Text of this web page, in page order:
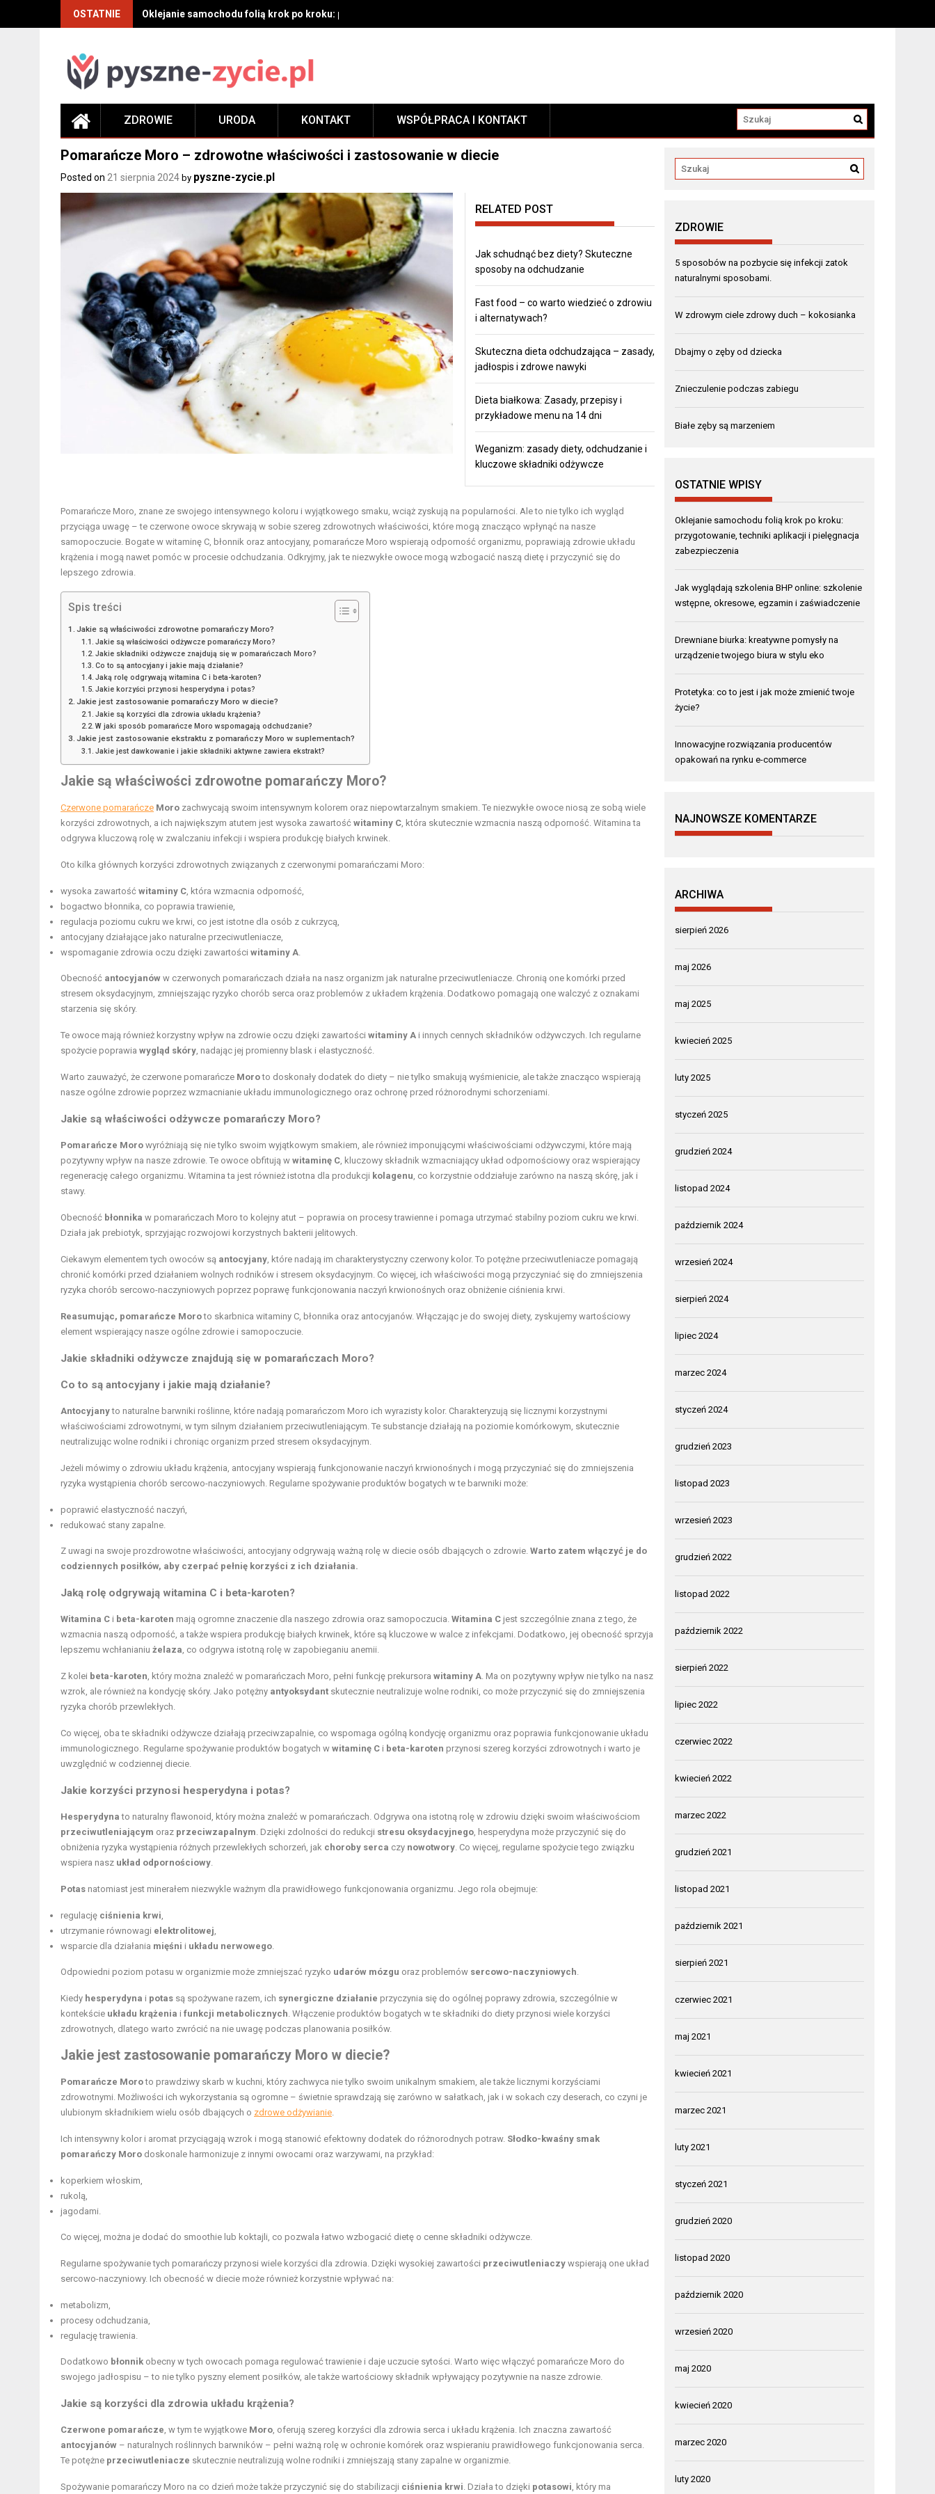
OSTATNIE Oklejanie samochodu folią krok po kroku: przygotowanie, techniki aplikacji i pielęgnacja zabezpieczenia
ZDROWIE URODA KONTAKT WSPÓŁPRACA I KONTAKT
Pomarańcze Moro – zdrowotne właściwości i zastosowanie w diecie
Posted on 21 sierpnia 2024 by pyszne-zycie.pl
RELATED POST
Jak schudnąć bez diety? Skuteczne
sposoby na odchudzanie
Fast food – co warto wiedzieć o zdrowiu
i alternatywach?
Skuteczna dieta odchudzająca – zasady,
jadłospis i zdrowe nawyki
Dieta białkowa: Zasady, przepisy i
przykładowe menu na 14 dni
Weganizm: zasady diety, odchudzanie i
kluczowe składniki odżywcze
Pomarańcze Moro, znane ze swojego intensywnego koloru i wyjątkowego smaku, wciąż zyskują na popularności. Ale to nie tylko ich wygląd
przyciąga uwagę – te czerwone owoce skrywają w sobie szereg zdrowotnych właściwości, które mogą znacząco wpłynąć na nasze
samopoczucie. Bogate w witaminę C, błonnik oraz antocyjany, pomarańcze Moro wspierają odporność organizmu, poprawiają zdrowie układu
krążenia i mogą nawet pomóc w procesie odchudzania. Odkryjmy, jak te niezwykłe owoce mogą wzbogacić naszą dietę i przyczynić się do
lepszego zdrowia.
Spis treści
Jakie są właściwości zdrowotne pomarańczy Moro?
Jakie są właściwości odżywcze pomarańczy Moro?
Jakie składniki odżywcze znajdują się w pomarańczach Moro?
Co to są antocyjany i jakie mają działanie?
Jaką rolę odgrywają witamina C i beta-karoten?
Jakie korzyści przynosi hesperydyna i potas?
Jakie jest zastosowanie pomarańczy Moro w diecie?
Jakie są korzyści dla zdrowia układu krążenia?
W jaki sposób pomarańcze Moro wspomagają odchudzanie?
Jakie jest zastosowanie ekstraktu z pomarańczy Moro w suplementach?
Jakie jest dawkowanie i jakie składniki aktywne zawiera ekstrakt?
Jakie są właściwości zdrowotne pomarańczy Moro?
Czerwone pomarańcze Moro zachwycają swoim intensywnym kolorem oraz niepowtarzalnym smakiem. Te niezwykłe owoce niosą ze sobą wiele
korzyści zdrowotnych, a ich największym atutem jest wysoka zawartość witaminy C , która skutecznie wzmacnia naszą odporność. Witamina ta
odgrywa kluczową rolę w zwalczaniu infekcji i wspiera produkcję białych krwinek.
Oto kilka głównych korzyści zdrowotnych związanych z czerwonymi pomarańczami Moro:
wysoka zawartość witaminy C , która wzmacnia odporność,
bogactwo błonnika, co poprawia trawienie,
regulacja poziomu cukru we krwi, co jest istotne dla osób z cukrzycą,
antocyjany działające jako naturalne przeciwutleniacze,
wspomaganie zdrowia oczu dzięki zawartości witaminy A
Obecność antocyjanów w czerwonych pomarańczach działa na nasz organizm jak naturalne przeciwutleniacze. Chronią one komórki przed
stresem oksydacyjnym, zmniejszając ryzyko chorób serca oraz problemów z układem krążenia. Dodatkowo pomagają one walczyć z oznakami
starzenia się skóry.
Te owoce mają również korzystny wpływ na zdrowie oczu dzięki zawartości witaminy A i innych cennych składników odżywczych. Ich regularne
spożycie poprawia wygląd skóry , nadając jej promienny blask i elastyczność.
Warto zauważyć, że czerwone pomarańcze Moroto doskonały dodatek do diety – nie tylko smakują wyśmienicie, ale także znacząco wspierają
nasze ogólne zdrowie poprzez wzmacnianie układu immunologicznego oraz ochronę przed różnorodnymi schorzeniami.
Jakie są właściwości odżywcze pomarańczy Moro?
Pomarańcze Moro wyróżniają się nie tylko swoim wyjątkowym smakiem, ale również imponującymi właściwościami odżywczymi, które mają
pozytywny wpływ na nasze zdrowie. Te owoce obfitują w witaminę C , kluczowy składnik wzmacniający układ odpornościowy oraz wspierający
regenerację całego organizmu. Witamina ta jest również istotna dla produkcji kolagenu , co korzystnie oddziałuje zarówno na naszą skórę, jak i
stawy.
Obecność błonnika w pomarańczach Moro to kolejny atut – poprawia on procesy trawienne i pomaga utrzymać stabilny poziom cukru we krwi.
Działa jak prebiotyk, sprzyjając rozwojowi korzystnych bakterii jelitowych.
Ciekawym elementem tych owoców są antocyjany , które nadają im charakterystyczny czerwony kolor. To potężne przeciwutleniacze pomagają
chronić komórki przed działaniem wolnych rodników i stresem oksydacyjnym. Co więcej, ich właściwości mogą przyczyniać się do zmniejszenia
ryzyka chorób sercowo-naczyniowych poprzez poprawę funkcjonowania naczyń krwionośnych oraz obniżenie ciśnienia krwi.
Reasumując, pomarańcze Moroto skarbnica witaminy C, błonnika oraz antocyjanów. Włączając je do swojej diety, zyskujemy wartościowy
element wspierający nasze ogólne zdrowie i samopoczucie.
Jakie składniki odżywcze znajdują się w pomarańczach Moro?
Co to są antocyjany i jakie mają działanie?
Antocyjanyto naturalne barwniki roślinne, które nadają pomarańczom Moro ich wyrazisty kolor. Charakteryzują się licznymi korzystnymi
właściwościami zdrowotnymi, w tym silnym działaniem przeciwutleniającym. Te substancje działają na poziomie komórkowym, skutecznie
neutralizując wolne rodniki i chroniąc organizm przed stresem oksydacyjnym.
Jeżeli mówimy o zdrowiu układu krążenia, antocyjany wspierają funkcjonowanie naczyń krwionośnych i mogą przyczyniać się do zmniejszenia
ryzyka wystąpienia chorób sercowo-naczyniowych. Regularne spożywanie produktów bogatych w te barwniki może:
poprawić elastyczność naczyń,
redukować stany zapalne.
Z uwagi na swoje prozdrowotne właściwości, antocyjany odgrywają ważną rolę w diecie osób dbających o zdrowie. Warto zatem włączyć je do
codziennych posiłków, aby czerpać pełnię korzyści z ich działania.
Jaką rolę odgrywają witamina C i beta-karoten?
Witamina C i beta-karoten mają ogromne znaczenie dla naszego zdrowia oraz samopoczucia. Witamina C jest szczególnie znana z tego, że
wzmacnia naszą odporność, a także wspiera produkcję białych krwinek, które są kluczowe w walce z infekcjami. Dodatkowo, jej obecność sprzyja
lepszemu wchłanianiu żelaza , co odgrywa istotną rolę w zapobieganiu anemii.
Z kolei beta-karoten , który można znaleźć w pomarańczach Moro, pełni funkcję prekursora witaminy A . Ma on pozytywny wpływ nie tylko na nasz
wzrok, ale również na kondycję skóry. Jako potężny antyoksydant skutecznie neutralizuje wolne rodniki, co może przyczynić się do zmniejszenia
ryzyka chorób przewlekłych.
Co więcej, oba te składniki odżywcze działają przeciwzapalnie, co wspomaga ogólną kondycję organizmu oraz poprawia funkcjonowanie układu
immunologicznego. Regularne spożywanie produktów bogatych w witaminę C i beta-karoten przynosi szereg korzyści zdrowotnych i warto je
uwzględnić w codziennej diecie.
Jakie korzyści przynosi hesperydyna i potas?
Hesperydyna to naturalny flawonoid, który można znaleźć w pomarańczach. Odgrywa ona istotną rolę w zdrowiu dzięki swoim właściwościom
przeciwutleniającym oraz przeciwzapalnym . Dzięki zdolności do redukcji stresu oksydacyjnego , hesperydyna może przyczynić się do
obniżenia ryzyka wystąpienia różnych przewlekłych schorzeń, jak choroby serca czy nowotwory . Co więcej, regularne spożycie tego związku
wspiera nasz układ odpornościowy
Potas natomiast jest minerałem niezwykle ważnym dla prawidłowego funkcjonowania organizmu. Jego rola obejmuje:
regulację ciśnienia krwi
utrzymanie równowagi elektrolitowej
wsparcie dla działania mięśni i układu nerwowego
Odpowiedni poziom potasu w organizmie może zmniejszać ryzyko udarów mózgu oraz problemów sercowo-naczyniowych
Kiedy hesperydyna i potas są spożywane razem, ich synergiczne działanie przyczynia się do ogólnej poprawy zdrowia, szczególnie w
kontekście układu krążenia i funkcji metabolicznych . Włączenie produktów bogatych w te składniki do diety przynosi wiele korzyści
zdrowotnych, dlatego warto zwrócić na nie uwagę podczas planowania posiłków.
Jakie jest zastosowanie pomarańczy Moro w diecie?
Pomarańcze Moroto prawdziwy skarb w kuchni, który zachwyca nie tylko swoim unikalnym smakiem, ale także licznymi korzyściami
zdrowotnymi. Możliwości ich wykorzystania są ogromne – świetnie sprawdzają się zarówno w sałatkach, jak i w sokach czy deserach, co czyni je
ulubionym składnikiem wielu osób dbających o zdrowe odżywianie
Ich intensywny kolor i aromat przyciągają wzrok i mogą stanowić efektowny dodatek do różnorodnych potraw. Słodko-kwaśny smak
pomarańczy Moro doskonale harmonizuje z innymi owocami oraz warzywami, na przykład:
koperkiem włoskim,
rukolą,
jagodami.
Co więcej, można je dodać do smoothie lub koktajli, co pozwala łatwo wzbogacić dietę o cenne składniki odżywcze.
Regularne spożywanie tych pomarańczy przynosi wiele korzyści dla zdrowia. Dzięki wysokiej zawartości przeciwutleniaczy wspierają one układ
sercowo-naczyniowy. Ich obecność w diecie może również korzystnie wpływać na:
metabolizm,
procesy odchudzania,
regulację trawienia.
Dodatkowo błonnik obecny w tych owocach pomaga regulować trawienie i daje uczucie sytości. Warto więc włączyć pomarańcze Moro do
swojego jadłospisu – to nie tylko pyszny element posiłków, ale także wartościowy składnik wpływający pozytywnie na nasze zdrowie.
Jakie są korzyści dla zdrowia układu krążenia?
Czerwone pomarańcze , w tym te wyjątkowe Moro , oferują szereg korzyści dla zdrowia serca i układu krążenia. Ich znaczna zawartość
antocyjanów – naturalnych roślinnych barwników – pełni ważną rolę w ochronie komórek oraz wspieraniu prawidłowego funkcjonowania serca.
Te potężne przeciwutleniacze skutecznie neutralizują wolne rodniki i zmniejszają stany zapalne w organizmie.
Spożywanie pomarańczy Moro na co dzień może także przyczynić się do stabilizacji ciśnienia krwi . Działa to dzięki potasowi , który ma
ZDROWIE
5 sposobów na pozbycie się infekcji zatok
naturalnymi sposobami.
W zdrowym ciele zdrowy duch – kokosianka
Dbajmy o zęby od dziecka
Znieczulenie podczas zabiegu
Białe zęby są marzeniem
OSTATNIE WPISY
Oklejanie samochodu folią krok po kroku:
przygotowanie, techniki aplikacji i pielęgnacja
zabezpieczenia
Jak wyglądają szkolenia BHP online: szkolenie
wstępne, okresowe, egzamin i zaświadczenie
Drewniane biurka: kreatywne pomysły na
urządzenie twojego biura w stylu eko
Protetyka: co to jest i jak może zmienić twoje
życie?
Innowacyjne rozwiązania producentów
opakowań na rynku e-commerce
NAJNOWSZE KOMENTARZE
ARCHIWA
sierpień 2026
maj 2026
maj 2025
kwiecień 2025
luty 2025
styczeń 2025
grudzień 2024
listopad 2024
październik 2024
wrzesień 2024
sierpień 2024
lipiec 2024
marzec 2024
styczeń 2024
grudzień 2023
listopad 2023
wrzesień 2023
grudzień 2022
listopad 2022
październik 2022
sierpień 2022
lipiec 2022
czerwiec 2022
kwiecień 2022
marzec 2022
grudzień 2021
listopad 2021
październik 2021
sierpień 2021
czerwiec 2021
maj 2021
kwiecień 2021
marzec 2021
luty 2021
styczeń 2021
grudzień 2020
listopad 2020
październik 2020
wrzesień 2020
maj 2020
kwiecień 2020
marzec 2020
luty 2020